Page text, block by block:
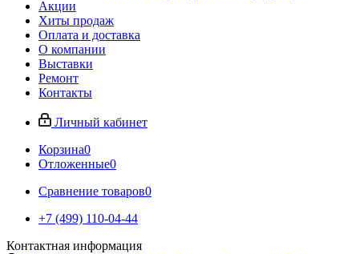
Акции
Хиты продаж
Оплата и доставка
О компании
Выставки
Ремонт
Контакты
Личный кабинет
Корзина0
Отложенные0
Сравнение товаров0
+7 (499) 110-04-44
Контактная информация